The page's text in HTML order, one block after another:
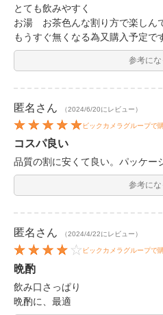
とても飲みやすく
お湯 お茶色んな割り方で楽しん
もうすぐ無くなる為又購入予定で
参考にな
匿名 さん （2024/6/20にレビュー）
ビックカメラグループで
コスパ良い
品質の割に安くて良い。パッケー
参考にな
匿名 さん （2024/4/22にレビュー）
ビックカメラグループで
晩酌
飲み口さっぱり
晩酌に、最適